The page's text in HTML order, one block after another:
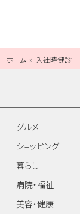
ホーム 入社時健診
グルメ
ショッピング
暮らし
病院・福祉
美容・健康